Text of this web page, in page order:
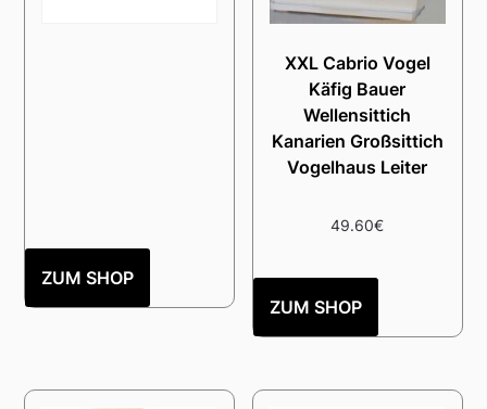
ZUM SHOP
XXL Cabrio Vogel
Käfig Bauer
Wellensittich
Kanarien Großsittich
Vogelhaus Leiter
49.60€
ZUM SHOP